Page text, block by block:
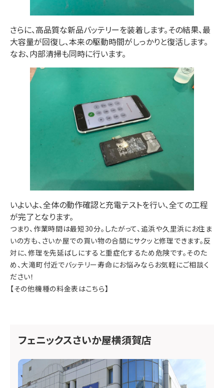
さらに、高品質な新品バッテリーを装着します。その結果、最
大容量が回復し、本来の駆動時間がしっかりと復活します。
なお、内部清掃も同時に行います。
いよいよ、全体の動作確認と充電テストを行い、全ての工程
が完了となります。
つまり、作業時間は最短30分。 したがって、 追浜や久里浜にお住ま
いの方も、さいか屋での買い物の合間にサクッと修理できます。反
対に、修理を先延ばしにすると重症化するため危険です。そのた
め 、大滝町付近でバッテリー寿命にお悩みならお気軽にご相談く
ださい！
【その他機種の料金表はこちら】
フェニックスさいか屋横須賀店